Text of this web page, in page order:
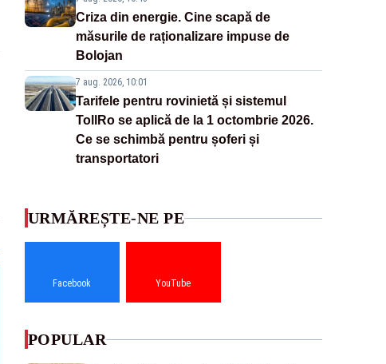
Criza din energie. Cine scapă de
măsurile de raționalizare impuse de
Bolojan
7 aug. 2026, 10:01
Tarifele pentru rovinietă și sistemul
TollRo se aplică de la 1 octombrie 2026.
Ce se schimbă pentru șoferi și
transportatori
URMĂREȘTE-NE PE
Facebook YouTube
POPULAR